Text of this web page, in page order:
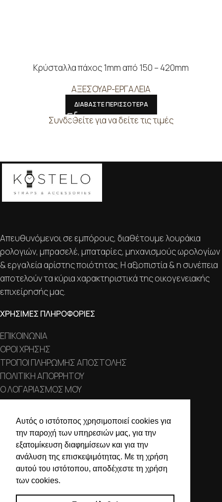
Αυτός ο ιστότοπος χρησιμοποιεί cookies για
την παροχή των υπηρεσιών μας, για την
εξατομίκευση διαφημίσεων και για την
ανάλυση της επισκεψιμότητας. Με τη χρήση
αυτού του ιστότοπου, αποδέχεστε τη χρήση
των cookies.
Κρύσταλλα πάχος 1mm από 150 – 420mm
ΑΞΕΣΟΥΑΡ-ΕΡΓΑΛΕΙΑ
ΔΙΑΒΑΣΤΕ ΠΕΡΙΣΣΟΤΕΡΑ
Συνδεθείτε για να δείτε τις τιμές
Απευθυνόμενοι σε εμπόρους, διαθέτουμε λουράκια
ρολογιών, μπρασελέ, μπαταρίες, μηχανισμούς ωρολογίων
& εργαλεία αρίστης ποιότητας. Η αξιοπιστία & η συνέπεια
αποτελούν τα κύρια χαρακτηριστικά της οικογενειακής
επιχείρησής μας.
ΧΡΗΣΙΜΕΣ ΠΛΗΡΟΦΟΡΙΕΣ
ΕΠΙΚΟΙΝΩΝΙΑ
ΟΡΟΙ ΧΡΗΣΗΣ
ΤΡΟΠΟΙ ΠΛΗΡΩΜΗΣ ΑΠΟΣΤΟΛΗΣ
ΠΟΛΙΤΙΚΗ ΑΠΟΡΡΗΤΟΥ
Ο ΛΟΓΑΡΙΑΣΜΟΣ ΜΟΥ
Χαλκιδικής 19, 546 43,
Θεσσαλονίκη
2310 839 188
2310 850 606